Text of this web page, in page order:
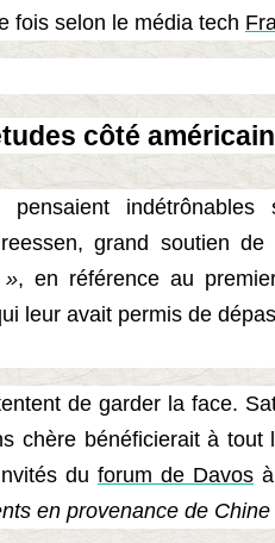
fois selon le média tech
côté américain
grand soutien de
», en référence au
leur avait permis de
de garder la face.
chère bénéficierait à
du forum de Davos à
en provenance de Chine